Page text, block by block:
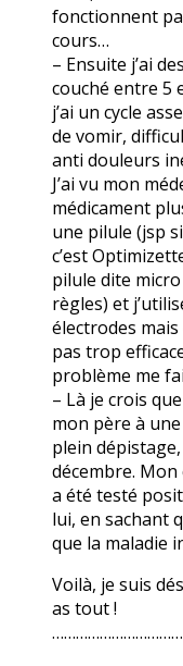
fonctionnent
cours…
– Ensuite j’ai
couché entre 5
j’ai un cycle
de vomir,
anti douleurs
J’ai vu mon
médicament
une pilule (jsp
c’est
pilule dite
règles) et
électrodes
pas trop
problème me
– Là je crois
mon père à
plein
décembre.
a été testé
lui, en sachant
que la maladie
Voilà, je suis
as tout !